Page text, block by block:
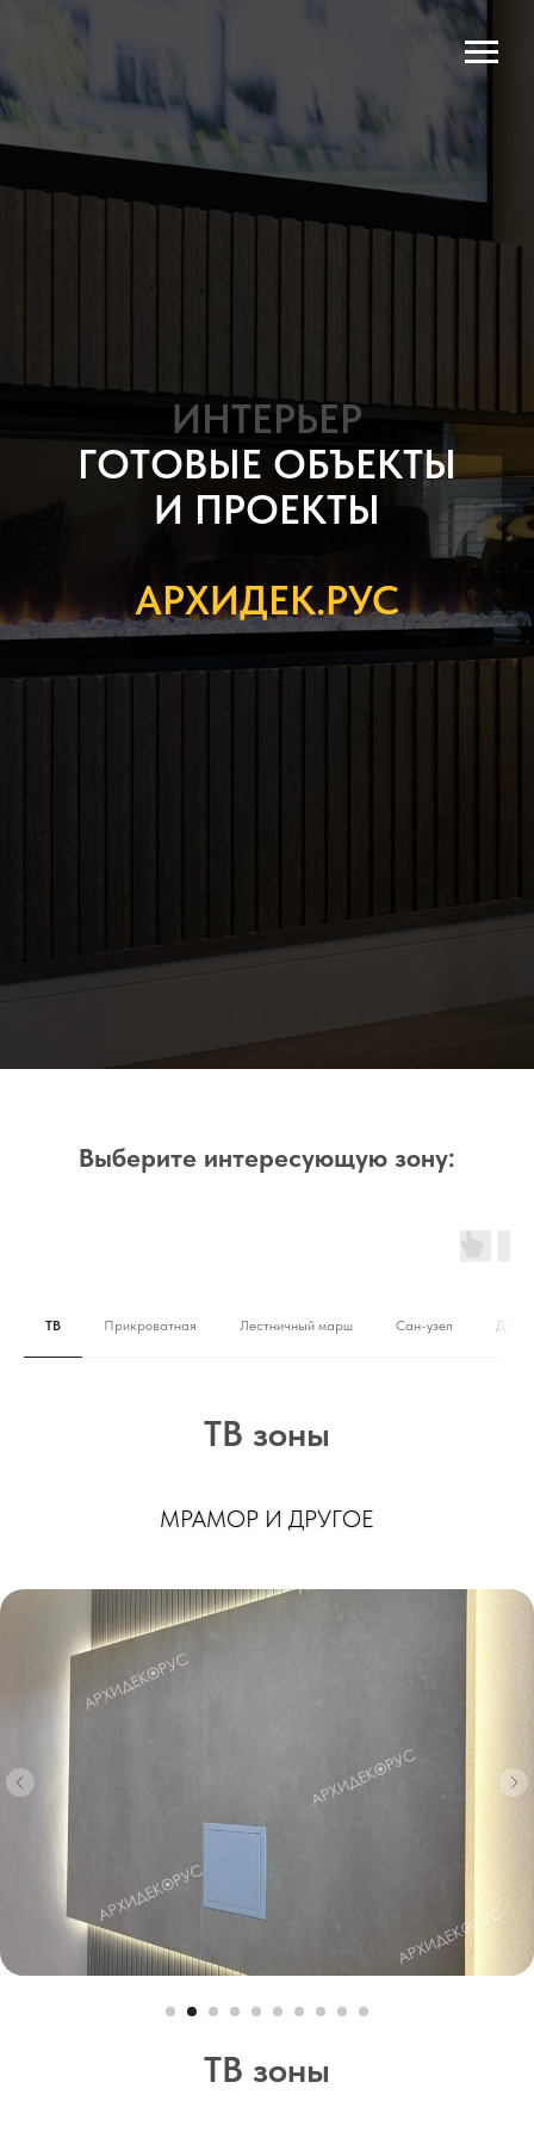
ИНТЕРЬЕР
ГОТОВЫЕ ОБЪЕКТЫ
И ПРОЕКТЫ
АРХИДЕК.РУС
Выберите интересующую зону:
ТВ Прикроватная Лестничный марш Сан-узел
ТВ зоны
МРАМОР И ДРУГОЕ
ТВ зоны